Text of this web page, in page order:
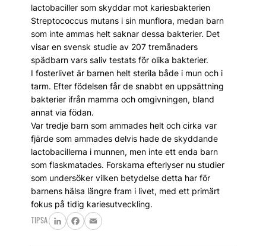
lactobaciller som skyddar mot kariesbakterien
Streptococcus mutans i sin munflora, medan barn
som inte ammas helt saknar dessa bakterier. Det
visar en svensk studie av 207 tremånaders
spädbarn vars saliv testats för olika bakterier.
I fosterlivet är barnen helt sterila både i mun och i
tarm. Efter födelsen får de snabbt en uppsättning
bakterier ifrån mamma och omgivningen, bland
annat via födan.
Var tredje barn som ammades helt och cirka var
fjärde som ammades delvis hade de skyddande
lactobacillerna i munnen, men inte ett enda barn
som flaskmatades. Forskarna efterlyser nu studier
som undersöker vilken betydelse detta har för
barnens hälsa längre fram i livet, med ett primärt
fokus på tidig kariesutveckling.
TIPSA
LinkedInFacebook
Email